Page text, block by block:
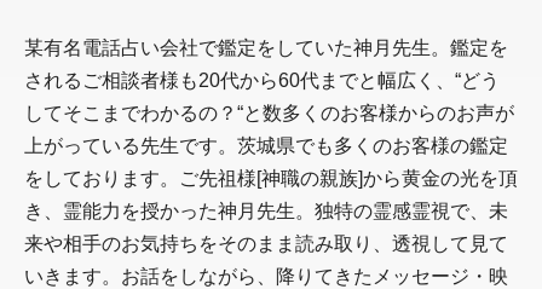
某有名電話占い会社で鑑定をしていた神月先生。鑑定を
されるご相談者様も20代から60代までと幅広く、“どう
してそこまでわかるの？“と数多くのお客様からのお声が
上がっている先生です。茨城県でも多くのお客様の鑑定
をしております。ご先祖様[神職の親族]から黄金の光を頂
き、霊能力を授かった神月先生。独特の霊感霊視で、未
来や相手のお気持ちをそのまま読み取り、透視して見て
いきます。お話をしながら、降りてきたメッセージ・映